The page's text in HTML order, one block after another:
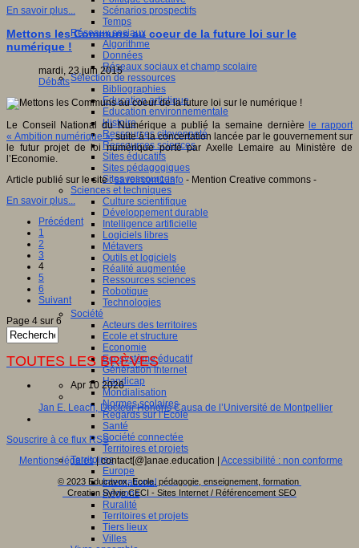
Scénarios prospectifs
Temps
Réseaux sociaux
Algorithme
Données
Réseaux sociaux et champ scolaire
Sélection de ressources
Bibliographies
Education artistique
Education environnementale
Histoire
Ressources citoyenneté
Ressources sciences
Sites éducatifs
Sites pédagogiques
Sites ressources
Sciences et techniques
Culture scientifique
Développement durable
Intelligence artificielle
Logiciels libres
Métavers
Outils et logiciels
Réalité augmentée
Ressources sciences
Robotique
Technologies
Société
Acteurs des territoires
Ecole et structure
Economie
Ecosystème éducatif
Génération internet
Handicap
Mondialisation
Normes scolaires
Regards sur l’Ecole
Santé
Société connectée
Territoires et projets
Territoires
Europe
International
Régions
Ruralité
Territoires et projets
Tiers lieux
Villes
En savoir plus...
Mettons les Communs au coeur de la future loi sur le
numérique !
mardi, 23 juin 2015
Débats
Le Conseil National du Numérique a publié la semaine dernièrele rapport
« Ambition numérique », suite à la concertation lancée par le gouvernement sur
le futur projet de loi numérique porté par Axelle Lemaire au Ministère de
l’Economie.
Article publié sur le site :savoircom1.info - Mention Creative commons -
En savoir plus...
Précédent
1
2
3
4
5
6
Suivant
Page 4 sur 6
TOUTES LES BRÈVES
Apr 10 2026
Jan E. Leach, Docteur Honoris Causa de l’Université de Montpellier
Souscrire à ce flux RSS
Mentions légales| contact[@]anae.education | Accessibilité : non conforme
© 2023 Educavox, Ecole, pédagogie, enseignement, formation
Creation Sylvie CECI - Sites Internet / Référencement SEO